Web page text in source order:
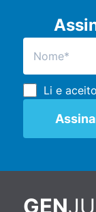
Li e
GEN